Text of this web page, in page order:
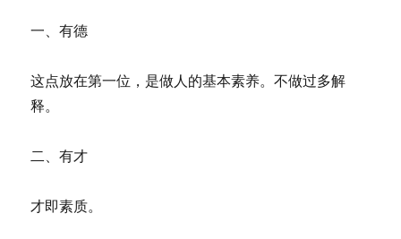
一、有德
这点放在第一位，是做人的基本素养。不做过多解
释。
二、有才
才即素质。